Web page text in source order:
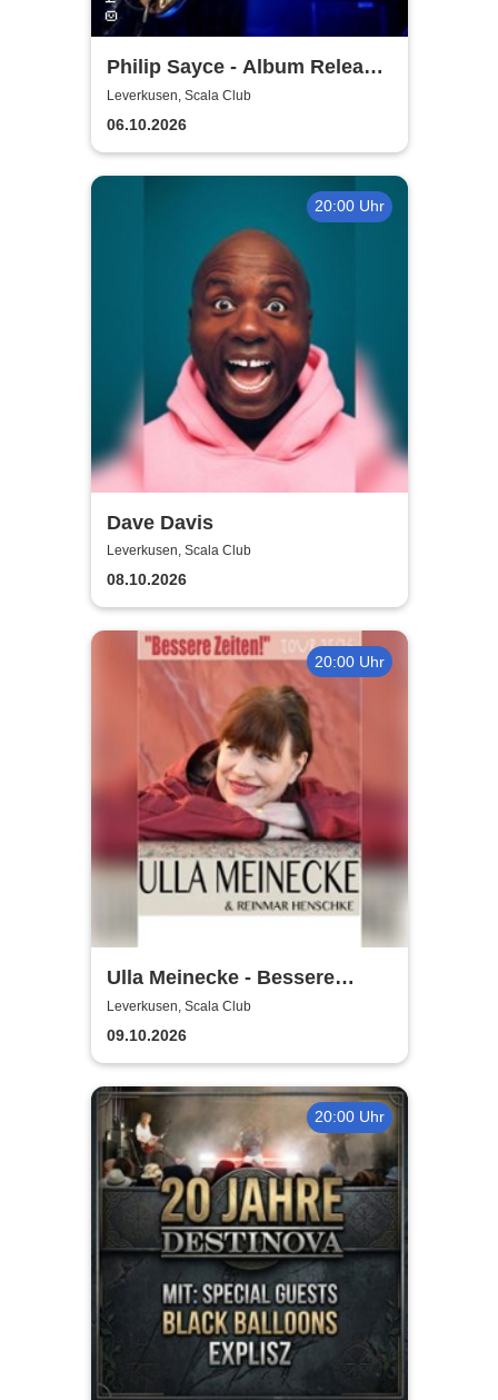
Philip Sayce - Album Release
EU Tour 2026
Leverkusen, Scala Club
06.10.2026
20:00 Uhr
Dave Davis
Leverkusen, Scala Club
08.10.2026
20:00 Uhr
Ulla Meinecke - Bessere
Zeiten Tour
Leverkusen, Scala Club
09.10.2026
20:00 Uhr